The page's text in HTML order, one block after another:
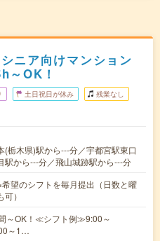
ニア向けマンション
～OK！
土日祝日が休み 残業なし
(栃木県)駅から---分／宇都宮駅東口
駅から---分／飛山城跡駅から---分
望のシフトを毎月提出（日数と曜
）
～OK！≪シフト例≫9:00～
～1…